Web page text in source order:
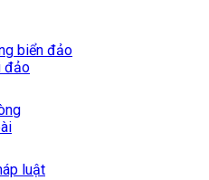
biển đảo
đảo
luật